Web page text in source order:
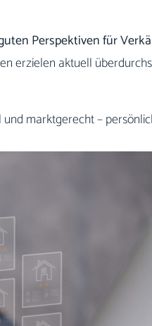
Perspektiven für
erzielen aktuell
marktgerecht –